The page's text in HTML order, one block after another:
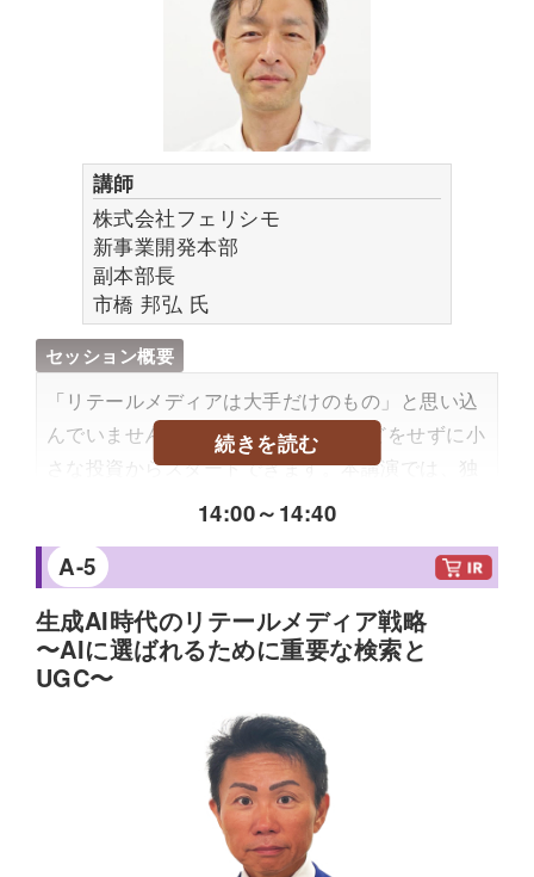
スタートし、営業マネジメント業務を経験したの
ち、米国 SaaS の Zuora にてサブスクリプショ
ン管理を提案するエンタープライズセールスに従
事。これまで製造業、小売業などの業界を担当。
その後 Mirakl 株式会社へ入社し、現在は BtoB
企業のセールスとしてマーケットプレイスの拡大
をご支援。
1998年に株式会社アテニアへ入社以来、一貫して
通販業務に従事。2004年、販売企画課長就任、ロ
イヤルユーザープログラム、ポイント制度、CRM
プログラム構築。2013年広告宣伝部長就任、レス
ポンス広告のフルデジタル化推進、スキクレ戦略
PRなど新しい仕組みや取り組みをリード。2024
年に通販営業部部長就任。フォロープログラムの
刷新や値引きではない売り方へのシフト、定期シ
ステム導入、デジタルマーケティング領域を改革
中。
「BRAND SUMMIT」TOP GIVERS、「WHYダ
イレクト」ボードメンバー。
講師
株式会社フェリシモ
新事業開発本部
副本部長
市橋 邦弘 氏
セッション概要
「リテールメディアは大手だけのもの」と思い込
んでいませんか？ 多額の設備投資などをせずに小
さな投資からスタートできます。本講演では、独
自の顧客接点や顧客データを活用し、小規模から
テールメディアの事例を公開します。リテールメ
日から実践できる「手軽なスタート法」と、既存
資産を新たな収益源に変える具体的なステップを
中規模向け・小規模店舗向け
続きを読む
14:00～14:40
A-5
生成AI時代のリテールメディア戦略
〜AIに選ばれるために重要な検索と
UGC〜